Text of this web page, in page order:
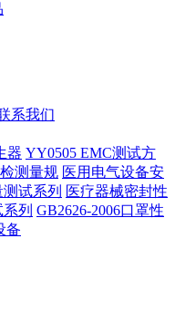
系我们
器 YY0505 EMC测试方
测量规 医用电气设备安
试系列 医疗器械密封性
列 GB2626-2006口罩性
备